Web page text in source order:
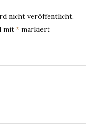
nicht veröffentlicht.
mit * markiert